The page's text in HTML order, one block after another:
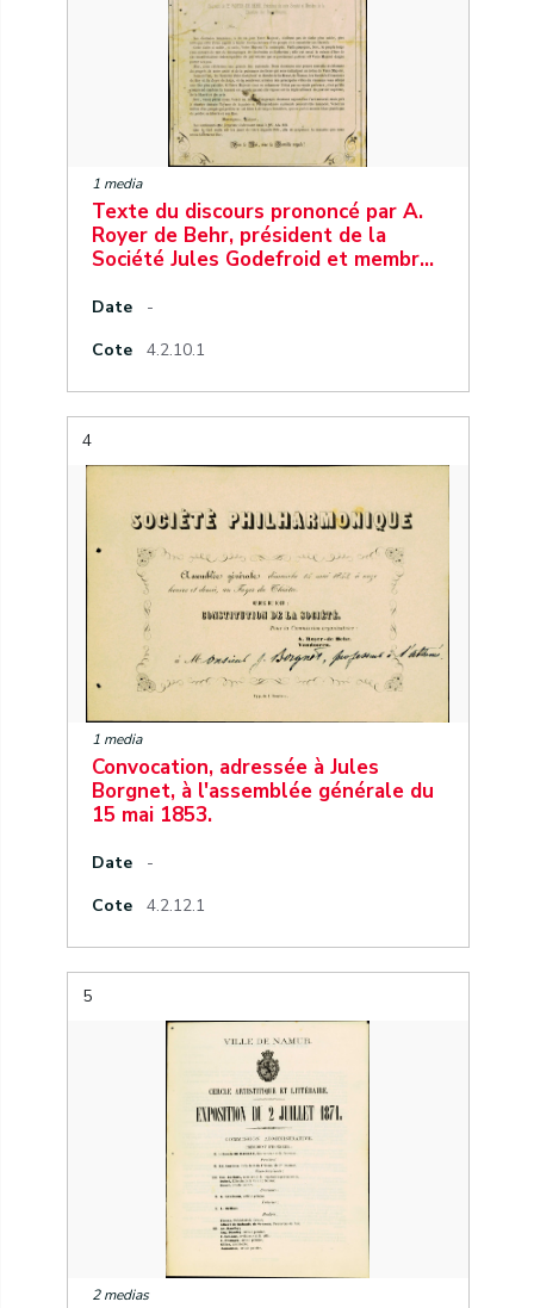
1 media
Texte du discours prononcé par A.
Royer de Behr, président de la
Société Jules Godefroid et membr…
Date
-
Cote
4.2.10.1
4
1 media
Convocation, adressée à Jules
Borgnet, à l'assemblée générale du
15 mai 1853.
Date
-
Cote
4.2.12.1
5
2 medias